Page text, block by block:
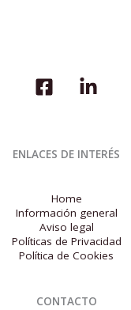
ENLACES DE INTERÉS
Home
Información general
Aviso legal
Políticas de Privacidad
Política de Cookies
CONTACTO